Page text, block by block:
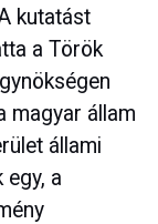
kutatást
a Török
magyar állam
állami
a